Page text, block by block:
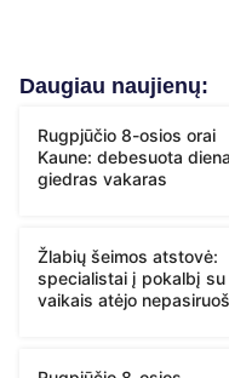
Daugiau naujienų:
Rugpjūčio 8-osios orai
Kaune: debesuota
giedras vakaras
Žlabių šeimos atstovė:
specialistai į pokalbį su
vaikais atėjo